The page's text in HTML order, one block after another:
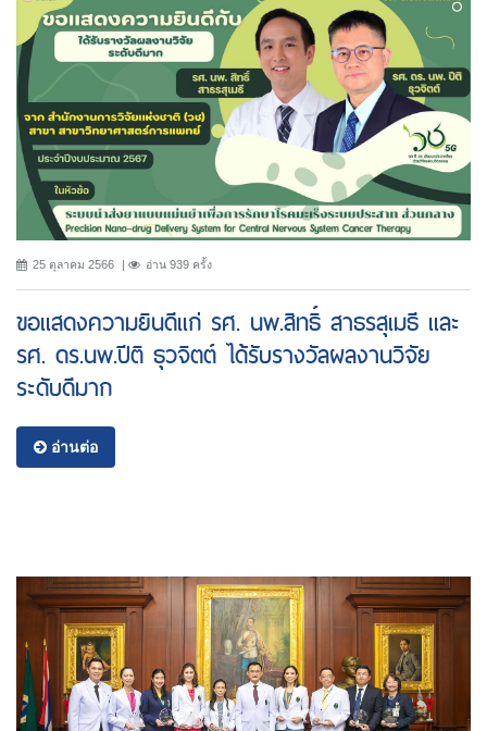
25 ตุลาคม 2566 อ่าน 939 ครั้ง
ขอแสดงความยินดีแก่ รศ. นพ.สิทธิ์ สาธรสุเมธี และ
รศ. ดร.นพ.ปีติ ธุวจิตต์ ได้รับรางวัลผลงานวิจัย
ระดับดีมาก
อ่านต่อ